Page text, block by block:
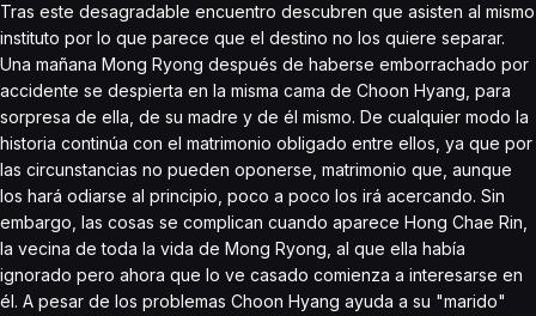
Tras este desagradable encuentro descubren que asisten al mismo
instituto por lo que parece que el destino no los quiere separar.
Una mañana Mong Ryong después de haberse emborrachado por
accidente se despierta en la misma cama de Choon Hyang, para
sorpresa de ella, de su madre y de él mismo. De cualquier modo la
historia continúa con el matrimonio obligado entre ellos, ya que por
las circunstancias no pueden oponerse, matrimonio que, aunque
los hará odiarse al principio, poco a poco los irá acercando. Sin
embargo, las cosas se complican cuando aparece Hong Chae Rin,
la vecina de toda la vida de Mong Ryong, al que ella había
ignorado pero ahora que lo ve casado comienza a interesarse en
él. A pesar de los problemas Choon Hyang ayuda a su "marido"